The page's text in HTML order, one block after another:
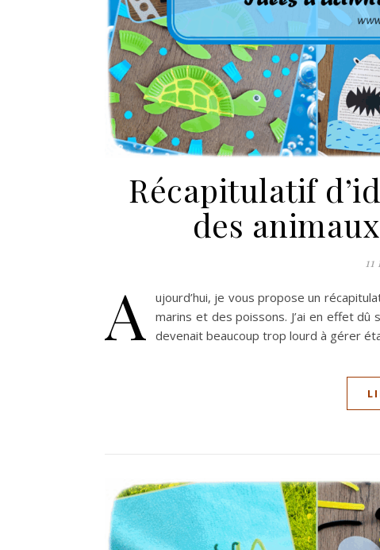
Récapitulatif
des
A
ujourd’hui, je vous propose un
marins et des poissons. J’ai en effet dû
devenait beaucoup trop lourd à gérer